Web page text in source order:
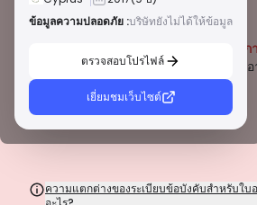
ข้อมูลความปลอดภัย :บริษัทยังไม่ได้ให้ข้อมูล
ตรวจสอบโปรไฟล์
เยี่ยมชมเว็บไซต์
คำเตือน
ยังไม่ได้รับ
โปรดระมัดระวังความเสี่ยงที่
ความแตกต่างของระเบียบข้อบังคับสำหรับใ
เหล่านี้มีมาตรการความปลอดภัยที่แข็งแกร่ง เช่
ทางการเงิน และแผนการชดเชย แม้ว่าจะเข้มงว
ให้การคุ้มคร
ออกโดยหน่วยงานกำกับดูแลในตลาดเกิดใหม่ ใบอนุ
พื้นฐาน เช่น ข้อกำหนดเงินทุนขั้นต่ำและนโยบาย
งวดน้อยกว่า ดังนั้นผู้ค้าควรใช้ความระมัดระวั
จากเขตอำนาจศาลที่มีการกำกับดูแลน้อยที่สุด
คุ้มครองที่สำคัญ เช่น การแยกเงินทุนและการประกั